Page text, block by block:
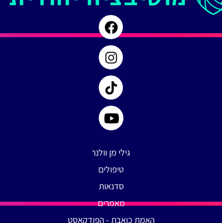
99
גילי מן וולנר
טיפולים
סדנאות
מאמרים
האמת כואבת - הפודקאסט